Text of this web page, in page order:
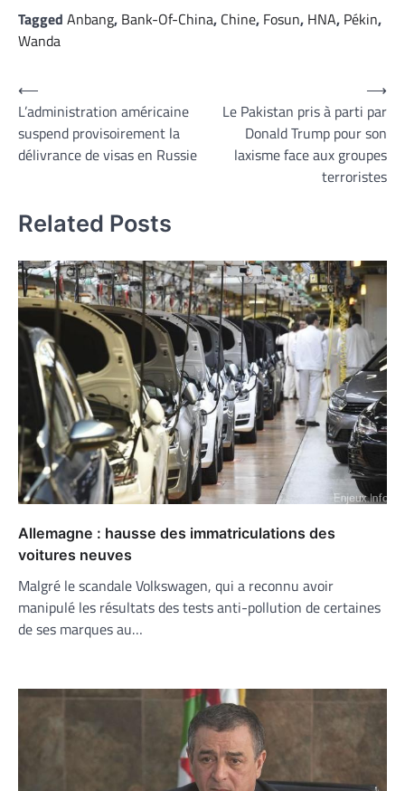
Tagged Anbang, Bank-Of-China, Chine, Fosun, HNA, Pékin,
Wanda
Navigation
de
l’article
⟵
L’administration américaine
suspend provisoirement la
délivrance de visas en Russie
Le Pakistan pris à parti par
Donald Trump pour son
laxisme face aux groupes
terroristes
⟶
Related Posts
Allemagne : hausse des immatriculations des
voitures neuves
Malgré le scandale Volkswagen, qui a reconnu avoir
manipulé les résultats des tests anti-pollution de certaines
de ses marques au…